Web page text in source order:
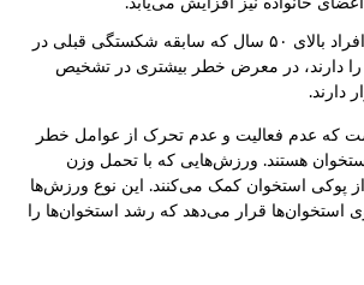
خانواده نیز افزایش می‌یابد.
: افراد بالای ۵۰ سال که سابقه شکستگی قبلی در
دارند، در معرض خطر بیشتری در تشخیص
دارند.
که عدم فعالیت و عدم تحرک از عوامل خطر
هستند. ورزش‌هایی که با تحمل وزن
از پوکی استخوان کمک می‌کنند. این نوع ورزش‌ها
استخوان‌ها قرار می‌دهد که رشد استخوان‌ها را